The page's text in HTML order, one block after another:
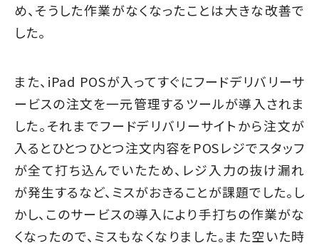
め、そうした作業がなくなったことは大きな改善で
した。
また、iPad POSが入ってすぐにフードデリバリーサ
ービスの注文を一元管理するツールが導入されま
した。それまでフードデリバリーサイトから注文が
入るとひとつひとつ注文内容をPOSレジでスタッフ
が全て打ち込んでいたため、レジ入力の抜け漏れ
が発生するなど、ミスがおきることが課題でした。し
かし、このサービスの導入により手打ちの作業がな
くなったので、ミスもなくなりました。また空いた時